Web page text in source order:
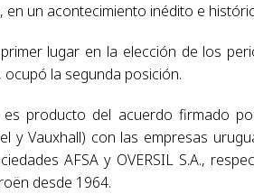
en un acontecimiento inédito e
lugar en la elección de los
ocupó la segunda posición.
es producto del acuerdo firmado
y Vauxhall) con las empresas
AFSA y OVERSIL S.A.,
desde 1964.